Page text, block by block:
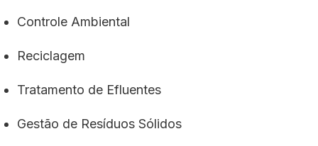
Controle Ambiental
Reciclagem
Tratamento de Efluentes
Gestão de Resíduos Sólidos